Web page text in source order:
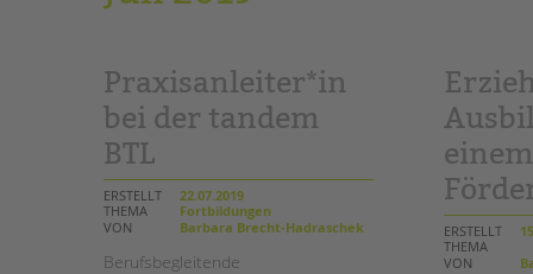
Grundschulen
Oberschulen
Förderzentren
Kollegs
EFöB
Schulbezogene Sozialarbeit
Tagesgruppen
BETREUTES
TANDEM BTL
Zertfikatskurse
Seminarkalender
Seminarräume
Praxisanleiter*in
bei der tandem
BTL
ERSTELLT
22.07.2019
THEMA
Fortbildungen
VON
Barbara Brecht-Hadraschek
Berufsbegleitende
einem
ERSTELLT
THEMA
VON